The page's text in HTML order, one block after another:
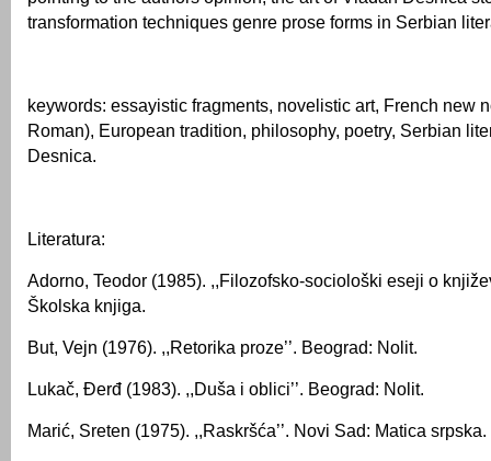
transformation techniques genre prose forms in Serbian
keywords: essayistic fragments, novelistic art, French new
Roman), European tradition, philosophy, poetry, Serbian
Desnica.
Literatura:
Adorno, Teodor (1985). ,,Filozofsko-sociološki eseji o
Školska knjiga.
But, Vejn (1976). ,,Retorika proze’’. Beograd: Nolit.
Lukač, Đerđ (1983). ,,Duša i oblici’’. Beograd: Nolit.
Marić, Sreten (1975). ,,Raskršća’’. Novi Sad: Matica srpska.